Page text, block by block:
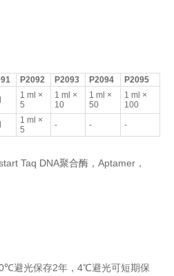
P2092 P2093 P2094
P2095
1 ml ×
5
1 ml ×
10
1 ml ×
50
1 ml ×
100
1 ml ×
5
- - -
Taq DNA聚合酶，Aptamer，
避光保存2年，4℃避光可短期保